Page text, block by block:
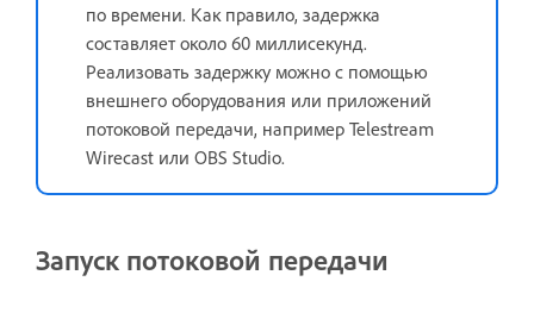
по времени. Как правило, задержка
составляет около 60 миллисекунд.
Реализовать задержку можно с помощью
внешнего оборудования или приложений
потоковой передачи, например Telestream
Wirecast или OBS Studio.
Запуск потоковой передачи